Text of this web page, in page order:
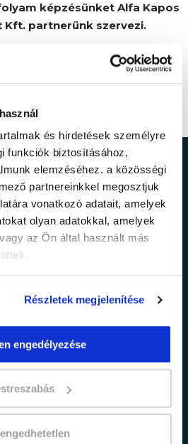
és hirdetések személyre
funkciók biztosításához,
elemzéséhez. a közösségi
partnereinkkel megosztjuk
vonatkozó adatait, amelyek
olyan adatokkal, amelyek
az Ön által használt más
Részletek megjelenítése
engedélyezése
képzésünket Alfa Kapos
Kft. partnerünk szervezi.
le a
és időszakos